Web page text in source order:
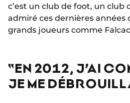
c’est un club de foot, un club
admiré ces dernières années
grands joueurs comme
"EN 2012, J’AI
JE ME